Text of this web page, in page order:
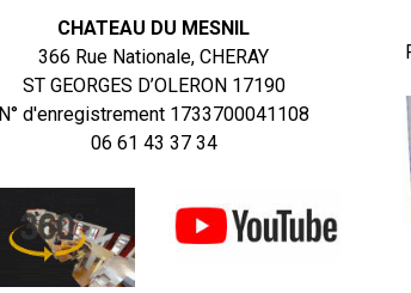
CHATEAU DU MESNIL
366 Rue Nationale, CHERAY
ST GEORGES D’OLERON 17190
N° d'enregistrement 1733700041108
06 61 43 37 34